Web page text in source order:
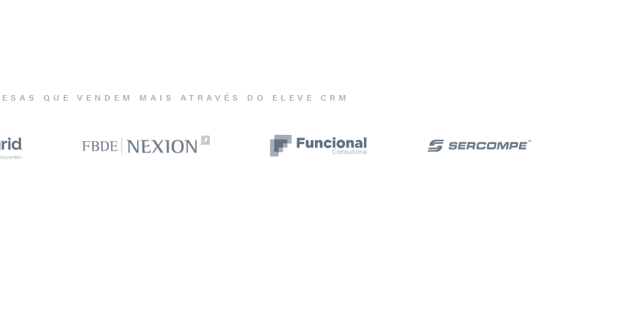
QUE VENDEM MAIS ATRAVÉS DO ELEVE CRM